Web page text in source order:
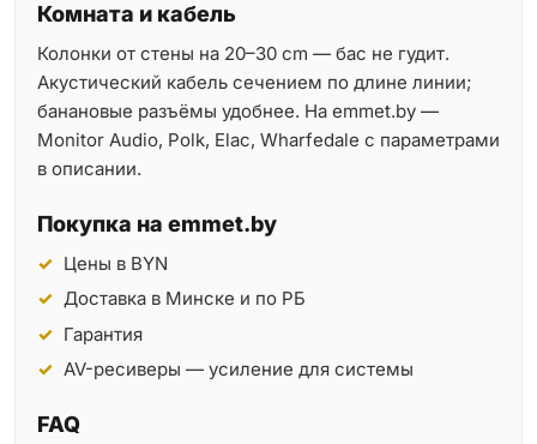
Комната и кабель
Колонки от стены на 20–30 cm — бас не гудит.
Акустический кабель сечением по длине линии;
банановые разъёмы удобнее. На emmet.by —
Monitor Audio, Polk, Elac, Wharfedale с параметрами
в описании.
Покупка на emmet.by
Цены в BYN
Доставка в Минске и по РБ
Гарантия
AV-ресиверы — усиление для системы
FAQ